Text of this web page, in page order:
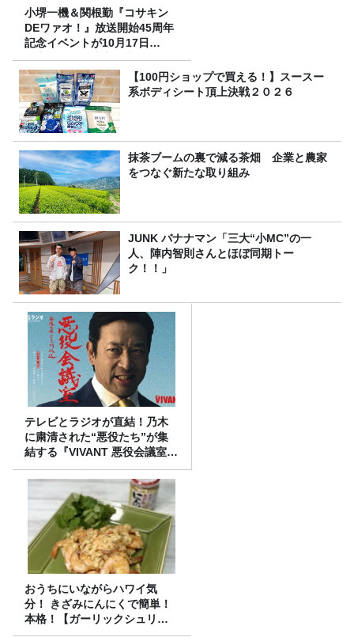
小堺一機＆関根勤『コサキン
DEワァオ！』放送開始45周年
記念イベントが10月17日
（土）に開催決定！本日より
FC先行受付スタート！【100円ショップで買える！】スースー
系ボディシート頂上決戦２０２６
抹茶ブームの裏で減る茶畑 企業と農家
をつなぐ新たな取り組み
JUNK バナナマン「三大“小MC”の一
人、陣内智則さんとほぼ同期トー
ク！！」
テレビとラジオが直結！乃木
に粛清された“悪役たち”が集
結する『VIVANT 悪役会議室』
7/26(日)23時スタート！
おうちにいながらハワイ気
分！ きざみにんにくで簡単！
本格！【ガーリックシュリン
プ】 桃屋のかんたんレシピ